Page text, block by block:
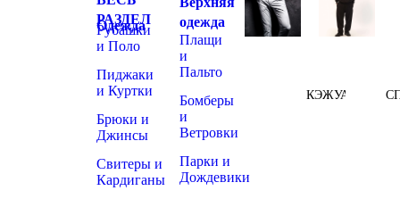
РАЗДЕЛ
Одежда
Рубашки
и Поло
Пиджаки
и Куртки
Брюки и
Джинсы
Свитеры и
Кардиганы
одежда
Плащи
и
Пальто
Бомберы
и
Ветровки
Парки и
Дождевики
КЭЖУАЛ